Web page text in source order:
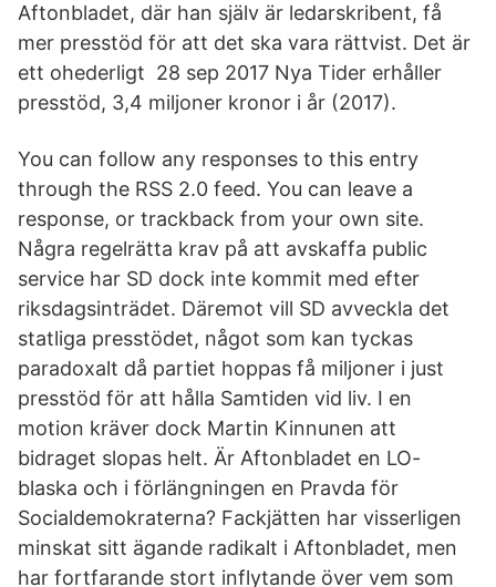
Aftonbladet, där han själv är ledarskribent, få
mer presstöd för att det ska vara rättvist. Det är
ett ohederligt 28 sep 2017 Nya Tider erhåller
presstöd, 3,4 miljoner kronor i år (2017).
You can follow any responses to this entry
through the RSS 2.0 feed. You can leave a
response, or trackback from your own site.
Några regelrätta krav på att avskaffa public
service har SD dock inte kommit med efter
riksdagsinträdet. Däremot vill SD avveckla det
statliga presstödet, något som kan tyckas
paradoxalt då partiet hoppas få miljoner i just
presstöd för att hålla Samtiden vid liv. I en
motion kräver dock Martin Kinnunen att
bidraget slopas helt. Är Aftonbladet en LO-
blaska och i förlängningen en Pravda för
Socialdemokraterna? Fackjätten har visserligen
minskat sitt ägande radikalt i Aftonbladet, men
har fortfarande stort inflytande över vem som